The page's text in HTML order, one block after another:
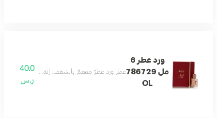
ورد عطر 6
مل 786729
OL
عطر ورد عطرٌ مفعمٌ بالشغف. إنه ليس مجرد عطر،
40.0
ر.س